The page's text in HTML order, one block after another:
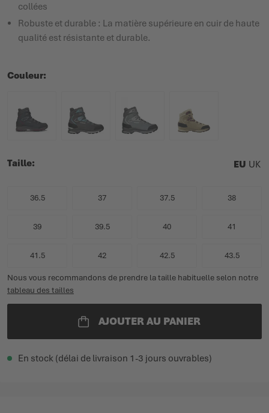
collées
Robuste et durable : La matière supérieure en cuir de haute
qualité est résistante et durable.
Couleur
Taille EU UK
36.5 37 37.5 38
39 39.5 40 41
41.5 42 42.5 43.5
Nous vous recommandons de prendre la taille habituelle selon notre
tableau des tailles
AJOUTER AU PANIER
En stock (délai de livraison 1-3 jours ouvrables)